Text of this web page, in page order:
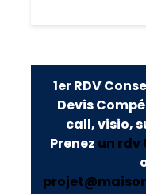
1er RDV
Devis
call, visio,
Prenez un rdv